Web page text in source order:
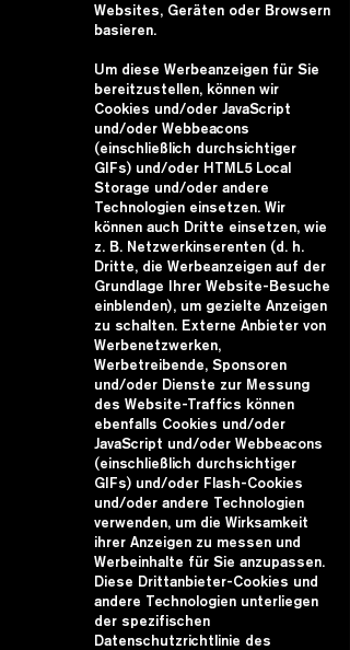
Websites, Geräten oder Browsern
basieren.
Um diese Werbeanzeigen für Sie
bereitzustellen, können wir
Cookies und/oder JavaScript
und/oder Webbeacons
(einschließlich durchsichtiger
GIFs) und/oder HTML5 Local
Storage und/oder andere
Technologien einsetzen. Wir
können auch Dritte einsetzen, wie
z. B. Netzwerkinserenten (d. h.
Dritte, die Werbeanzeigen auf der
Grundlage Ihrer Website-Besuche
einblenden), um gezielte Anzeigen
zu schalten. Externe Anbieter von
Werbenetzwerken,
Werbetreibende, Sponsoren
und/oder Dienste zur Messung
des Website-Traffics können
ebenfalls Cookies und/oder
JavaScript und/oder Webbeacons
(einschließlich durchsichtiger
GIFs) und/oder Flash-Cookies
und/oder andere Technologien
verwenden, um die Wirksamkeit
ihrer Anzeigen zu messen und
Werbeinhalte für Sie anzupassen.
Diese Drittanbieter-Cookies und
andere Technologien unterliegen
der spezifischen
Datenschutzrichtlinie des